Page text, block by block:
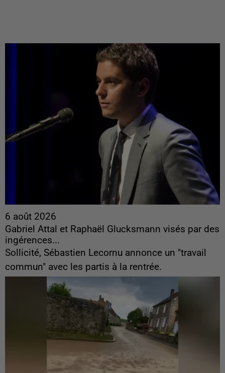
6 août 2026
Gabriel Attal et Raphaël Glucksmann visés par des
ingérences...
Sollicité, Sébastien Lecornu annonce un "travail
commun" avec les partis à la rentrée.